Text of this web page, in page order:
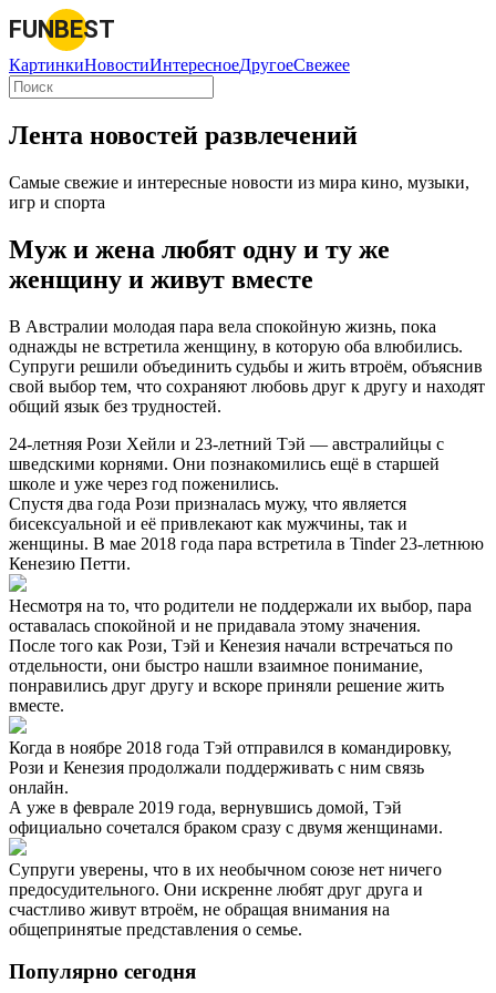
FUNBEST
КартинкиНовостиИнтересноеДругоеСвежее
Лента новостей развлечений
Самые свежие и интересные новости из мира кино, музыки,
игр и спорта
Муж и жена любят одну и ту же
женщину и живут вместе
В Австралии молодая пара вела спокойную жизнь, пока
однажды не встретила женщину, в которую оба влюбились.
Супруги решили объединить судьбы и жить втроём, объяснив
свой выбор тем, что сохраняют любовь друг к другу и находят
общий язык без трудностей.
24-летняя Рози Хейли и 23-летний Тэй — австралийцы с
шведскими корнями. Они познакомились ещё в старшей
школе и уже через год поженились.
Спустя два года Рози призналась мужу, что является
бисексуальной и её привлекают как мужчины, так и
женщины. В мае 2018 года пара встретила в Tinder 23-летнюю
Кенезию Петти.
Несмотря на то, что родители не поддержали их выбор, пара
оставалась спокойной и не придавала этому значения.
После того как Рози, Тэй и Кенезия начали встречаться по
отдельности, они быстро нашли взаимное понимание,
понравились друг другу и вскоре приняли решение жить
вместе.
Когда в ноябре 2018 года Тэй отправился в командировку,
Рози и Кенезия продолжали поддерживать с ним связь
онлайн.
А уже в феврале 2019 года, вернувшись домой, Тэй
официально сочетался браком сразу с двумя женщинами.
Супруги уверены, что в их необычном союзе нет ничего
предосудительного. Они искренне любят друг друга и
счастливо живут втроём, не обращая внимания на
общепринятые представления о семье.
Популярно сегодня